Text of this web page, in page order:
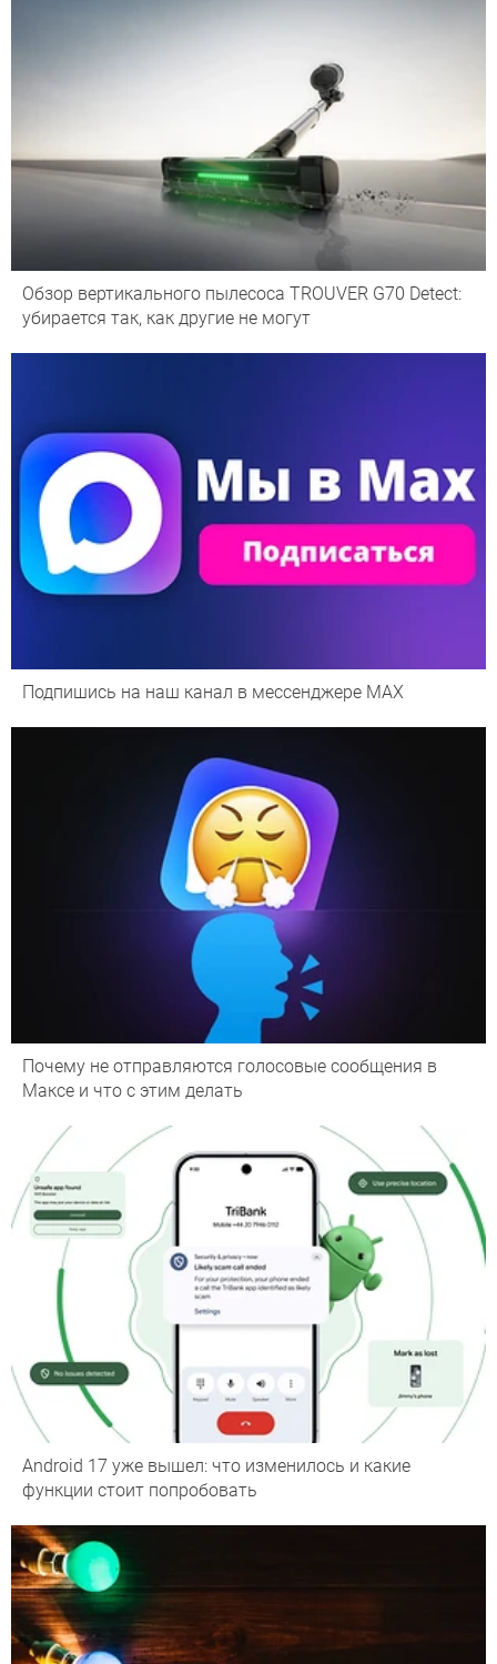
Обзор вертикального пылесоса TROUVER G70 Detect:
убирается так, как другие не могут
Подпишись на наш канал в мессенджере МАХ
Почему не отправляются голосовые сообщения в
Максе и что с этим делать
Android 17 уже вышел: что изменилось и какие
функции стоит попробовать